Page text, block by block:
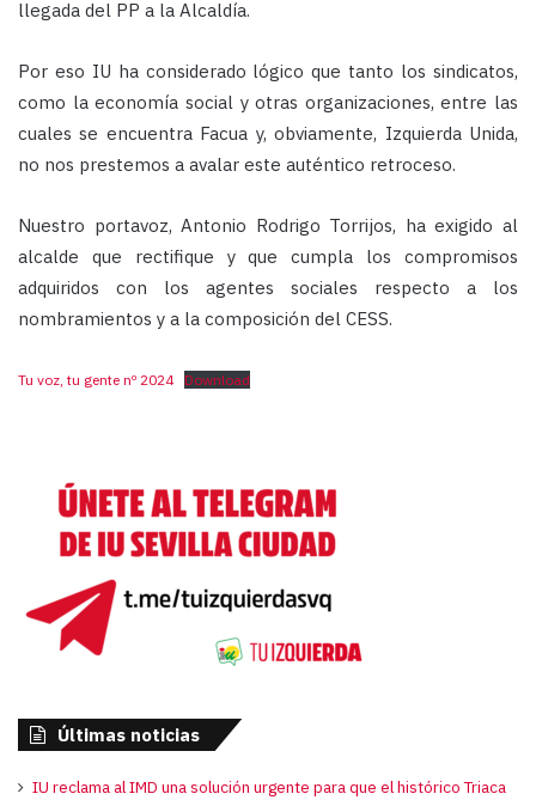
llegada del PP a la Alcaldía.
Por eso IU ha considerado lógico que tanto los sindicatos,
como la economía social y otras organizaciones, entre las
cuales se encuentra Facua y, obviamente, Izquierda Unida,
no nos prestemos a avalar este auténtico retroceso.
Nuestro portavoz, Antonio Rodrigo Torrijos, ha exigido al
alcalde que rectifique y que cumpla los compromisos
adquiridos con los agentes sociales respecto a los
nombramientos y a la composición del CESS.
Tu voz, tu gente nº 2024 Download
Últimas noticias
IU reclama al IMD una solución urgente para que el histórico Triaca